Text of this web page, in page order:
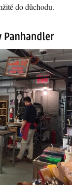
do důchodu.